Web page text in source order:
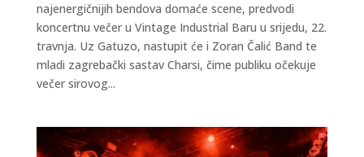
najenergičnijih bendova domaće scene, predvodi
koncertnu večer u Vintage Industrial Baru u srijedu, 22.
travnja. Uz Gatuzo, nastupit će i Zoran Čalić Band te
mladi zagrebački sastav Charsi, čime publiku očekuje
večer sirovog...